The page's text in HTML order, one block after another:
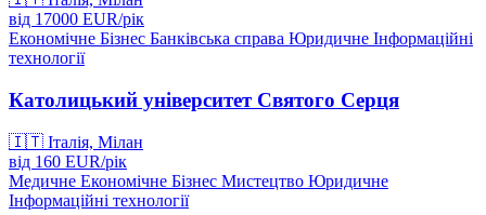
від 17000 EUR/рік
Економічне Бізнес Банківська справа Юридичне Інформаційні
технології
Католицький університет Святого Серця
🇮🇹 Італія, Мілан
від 160 EUR/рік
Медичне Економічне Бізнес Мистецтво Юридичне
Інформаційні технології